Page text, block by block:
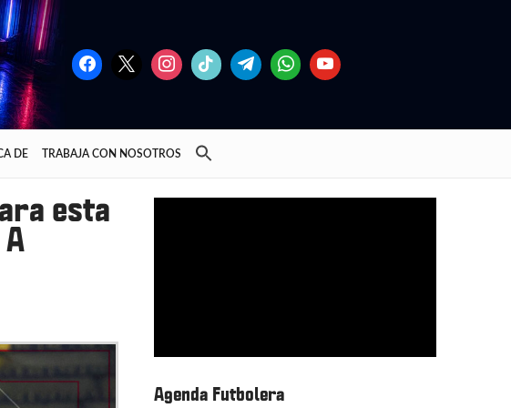
DE TRABAJA CON NOSOTROS
esta
Agenda Futbolera